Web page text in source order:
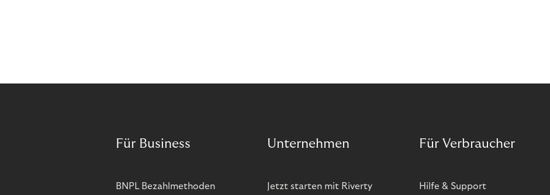
Für Business
BNPL Bezahlmethoden
Unternehmen
Jetzt starten mit Riverty
Für Verbraucher
Hilfe & Support